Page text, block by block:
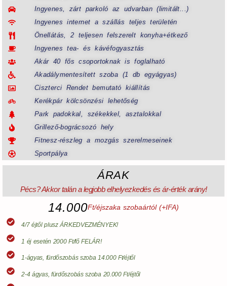
Ingyenes, zárt parkoló az udvarban (limitált...)
Ingyenes internet a szállás teljes területén
Önellátás, 2 teljesen felszerelt konyha+étkező
Ingyenes tea- és kávéfogyasztás
Akár 40 fős csoportoknak is foglalható
Akadálymentesített szoba (1 db egyágyas)
Ciszterci Rendet bemutató kiállítás
Kerékpár kölcsönzési lehetőség
Park padokkal, székekkel, asztalokkal
Grillező-bográcsozó hely
Fitnesz-részleg a mozgás szerelmeseinek
Sportpálya
ÁRAK
Pécs? Akkor talán a legjobb elhelyezkedés és ár-érték arány!
14.000Ft/éjszaka szobaártól (+IFA)
4/7 éjtől plusz ÁRKEDVEZMÉNYEK!
1 éj esetén 2000 Ft/fő FELÁR!
1-ágyas, fürdőszobás szoba 14.000 Ft/éjtől
2-4 ágyas, fürdőszobás szoba 20.000 Ft/éjtől